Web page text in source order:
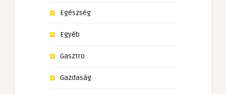
Egészség
Egyéb
Gasztro
Gazdaság